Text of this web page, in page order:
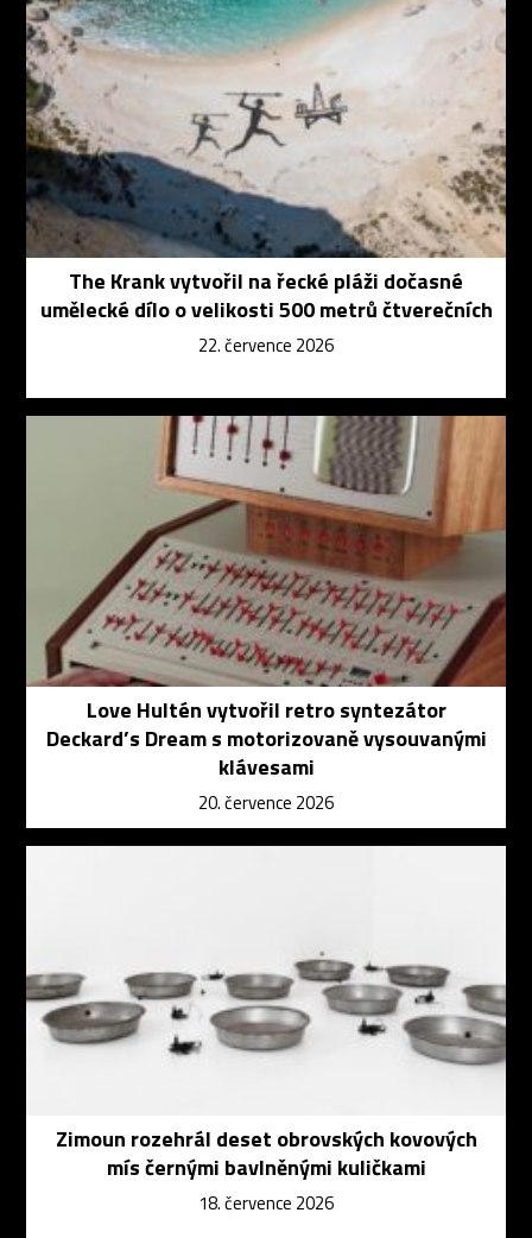
The Krank vytvořil na řecké pláži dočasné
umělecké dílo o velikosti 500 metrů čtverečních
22. července 2026
Love Hultén vytvořil retro syntezátor
Deckard’s Dream s motorizovaně vysouvanými
klávesami
20. července 2026
Zimoun rozehrál deset obrovských kovových
mís černými bavlněnými kuličkami
18. července 2026